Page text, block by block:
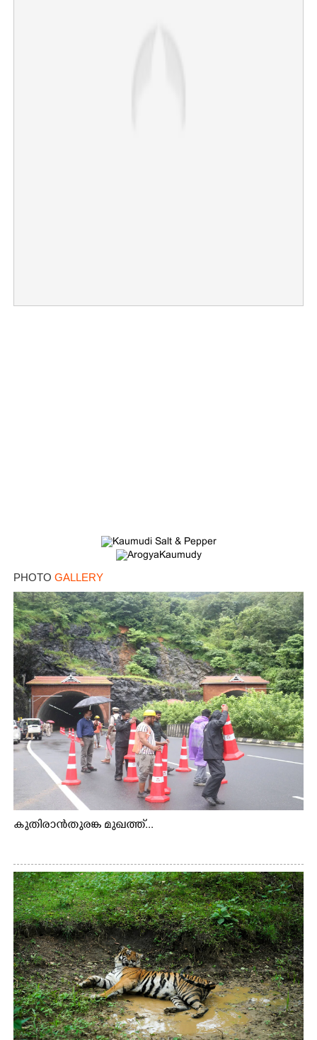
PHOTO GALLERY
കുതിരാൻതുരങ്ക മുഖത്ത്...